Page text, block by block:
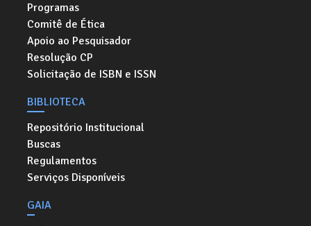
Programas
Comitê de Ética
Apoio ao Pesquisador
Resolução CP
Solicitação de ISBN e ISSN
BIBLIOTECA
Repositório Institucional
Buscas
Regulamentos
Serviços Disponíveis
GAIA